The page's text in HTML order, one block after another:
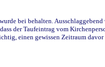
bei behalten.
der Taufeintrag vom
einen gewissen Zeitraum